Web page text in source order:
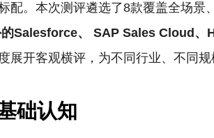
配。本次测评遴选了8款覆盖全场景
Salesforce、
SAP Sales Cloud、
展开客观横评，为不同行业、不同规
础认知